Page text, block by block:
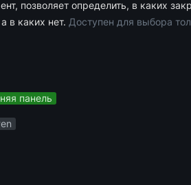
позволяет определить, в каких
в каких нет. Доступен для выбора
панель